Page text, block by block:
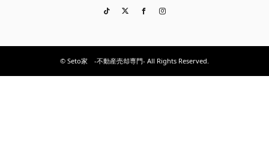
TikTokTwitterFacebook
© Seto家 -不動産売却専門- All Rights Reserved.